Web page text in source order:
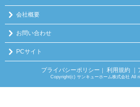
会社概要
お問い合わせ
PCサイト
プライバシーポリシー ｜ 利用規約
Copyright(c) サンキューホーム株式会社 All